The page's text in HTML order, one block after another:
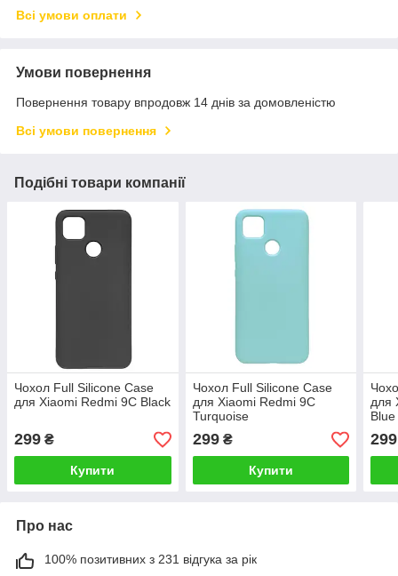
Всі умови оплати
Умови повернення
Повернення товару впродовж 14 днів за домовленістю
Всі умови повернення
Подібні товари компанії
Чохол Full Silicone Case
для Xiaomi Redmi 9C Black
299 ₴
Купити
Чохол Full Silicone Case
для Xiaomi Redmi 9C
Turquoise
299₴
Купити
для
Blue
299
Про нас
100% позитивних з 231 відгука за рік